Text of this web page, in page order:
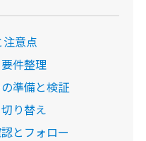
意点
件整理
準備と検証
り替え
とフォロー